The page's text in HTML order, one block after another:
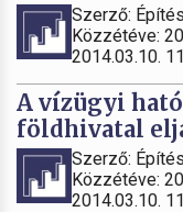
Szerző:
Közzétéve:
2014.03.10.
A vízügyi
földhivatal
Szerző:
Közzétéve:
2014.03.10.